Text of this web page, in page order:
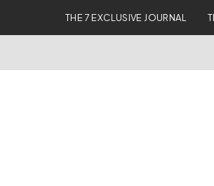
THE 7 EXCLUSIVE JOURNAL